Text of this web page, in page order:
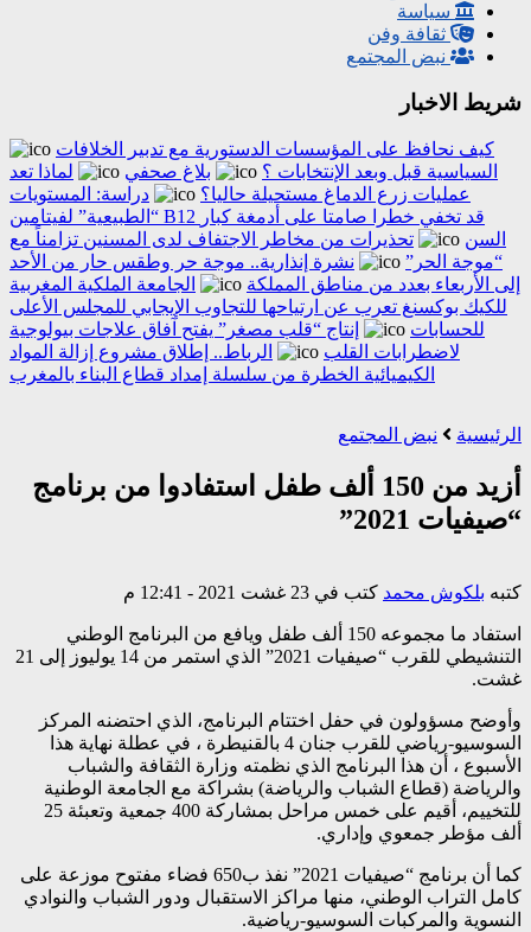
سياسة
ثقافة وفن
نبض المجتمع
شريط الاخبار
كيف نحافظ على المؤسسات الدستورية مع تدبير الخلافات
السياسية قبل وبعد الإنتخابات ؟
بلاغ صحفي
لماذا تعد
عمليات زرع الدماغ مستحيلة حاليا؟
دراسة: المستويات
“الطبيعية” لفيتامين B12 قد تخفي خطرا صامتا على أدمغة كبار
السن
تحذيرات من مخاطر الاجتفاف لدى المسنين تزامناً مع
“موجة الحر”
نشرة إنذارية.. موجة حر وطقس حار من الأحد
إلى الأربعاء بعدد من مناطق المملكة
الجامعة الملكية المغربية
للكيك بوكسنغ تعرب عن ارتياحها للتجاوب الإيجابي للمجلس الأعلى
للحسابات
إنتاج “قلب مصغر” يفتح آفاق علاجات بيولوجية
لاضطرابات القلب
الرباط.. إطلاق مشروع إزالة المواد
الكيميائية الخطرة من سلسلة إمداد قطاع البناء بالمغرب
الرئيسية نبض المجتمع
أزيد من 150 ألف طفل استفادوا من برنامج
“صيفيات 2021”
كتبه بلكوش محمد كتب في 23 غشت 2021 - 12:41 م
استفاد ما مجموعه 150 ألف طفل ويافع من البرنامج الوطني
التنشيطي للقرب “صيفيات 2021” الذي استمر من 14 يوليوز إلى 21
غشت.
وأوضح مسؤولون في حفل اختتام البرنامج، الذي احتضنه المركز
السوسيو-رياضي للقرب جنان 4 بالقنيطرة ، في عطلة نهاية هذا
الأسبوع ، أن هذا البرنامج الذي نظمته وزارة الثقافة والشباب
والرياضة (قطاع الشباب والرياضة) بشراكة مع الجامعة الوطنية
للتخييم، أقيم على خمس مراحل بمشاركة 400 جمعية وتعبئة 25
ألف مؤطر جمعوي وإداري.
كما أن برنامج “صيفيات 2021” نفذ ب650 فضاء مفتوح موزعة على
كامل التراب الوطني، منها مراكز الاستقبال ودور الشباب والنوادي
النسوية والمركبات السوسيو-رياضية.